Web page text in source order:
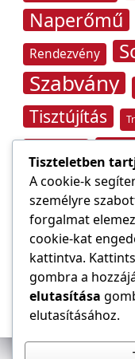
Naperőmű
Rendezvény
Szabvány
Tisztújítás
Tiszteletben
A cookie-k
személyre
forgalmat
cookie-kat
kattintva.
gombra a
elutasítása
elutasításához.